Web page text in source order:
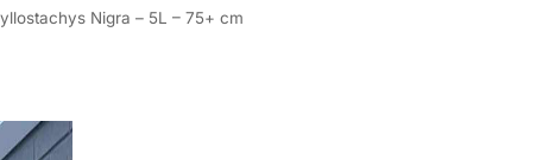
Nigra – 5L – 75+ cm